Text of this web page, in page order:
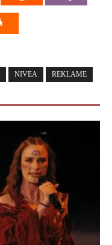
NIVEA REKLAME